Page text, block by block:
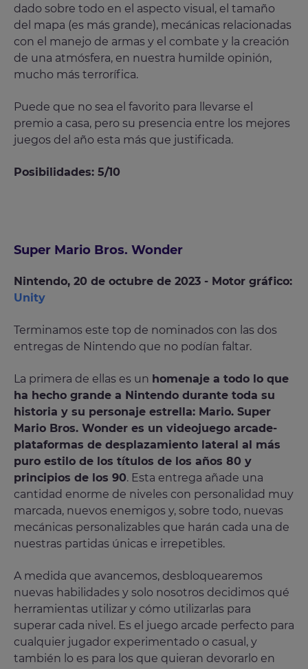
dado sobre todo en el aspecto visual, el tamaño
del mapa (es más grande), mecánicas relacionadas
con el manejo de armas y el combate y la creación
de una atmósfera, en nuestra humilde opinión,
mucho más terrorífica.
Puede que no sea el favorito para llevarse el
premio a casa, pero su presencia entre los mejores
juegos del año esta más que justificada.
Posibilidades: 5/10
Super Mario Bros. Wonder
Nintendo, 20 de octubre de 2023 - Motor gráfico:
Unity
Terminamos este top de nominados con las dos
entregas de Nintendo que no podían faltar.
La primera de ellas es un homenaje a todo lo que
ha hecho grande a Nintendo durante toda su
historia y su personaje estrella: Mario. Super
Mario Bros. Wonder es un videojuego arcade-
plataformas de desplazamiento lateral al más
puro estilo de los títulos de los años 80 y
principios de los 90. Esta entrega añade una
cantidad enorme de niveles con personalidad muy
marcada, nuevos enemigos y, sobre todo, nuevas
mecánicas personalizables que harán cada una de
nuestras partidas únicas e irrepetibles.
A medida que avancemos, desbloquearemos
nuevas habilidades y solo nosotros decidimos qué
herramientas utilizar y cómo utilizarlas para
superar cada nivel. Es el juego arcade perfecto para
cualquier jugador experimentado o casual, y
también lo es para los que quieran devorarlo en